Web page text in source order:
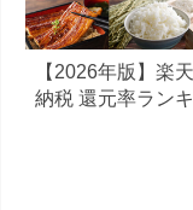
【2026年版】楽
納税 還元率ラン